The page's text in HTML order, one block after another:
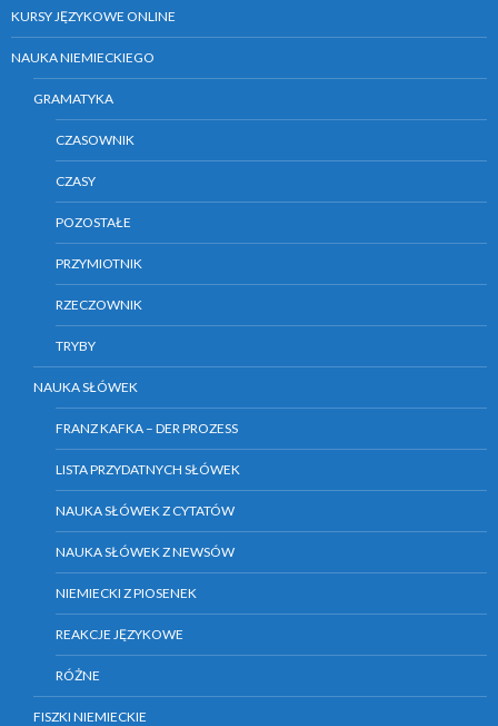
KURSY JĘZYKOWE ONLINE
NAUKA NIEMIECKIEGO
GRAMATYKA
CZASOWNIK
CZASY
POZOSTAŁE
PRZYMIOTNIK
RZECZOWNIK
TRYBY
NAUKA SŁÓWEK
FRANZ KAFKA – DER PROZESS
LISTA PRZYDATNYCH SŁÓWEK
NAUKA SŁÓWEK Z CYTATÓW
NAUKA SŁÓWEK Z NEWSÓW
NIEMIECKI Z PIOSENEK
REAKCJE JĘZYKOWE
RÓŻNE
FISZKI NIEMIECKIE